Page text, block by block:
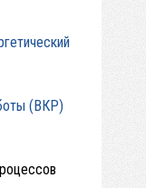
(ВКР)